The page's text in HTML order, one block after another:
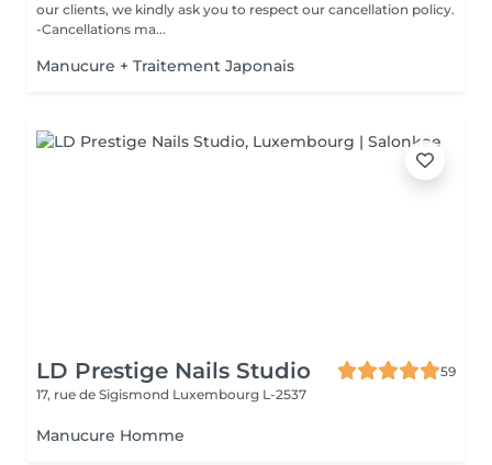
our clients, we kindly ask you to respect our cancellation policy.
-Cancellations ma...
Manucure + Traitement Japonais
LD Prestige Nails Studio
59
17, rue de Sigismond Luxembourg L-2537
Manucure Homme